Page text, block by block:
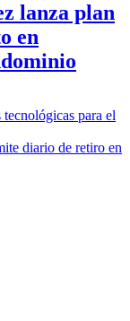
lanza plan
en
para el
diario de retiro en